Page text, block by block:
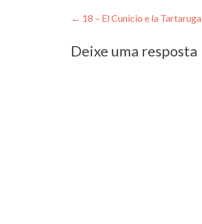
Navegação
de
Post
← 18 – El Cunìcio e la Tartaruga
Deixe uma resposta